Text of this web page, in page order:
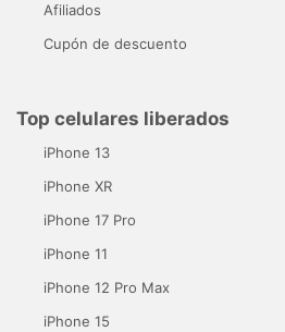
Afiliados
Cupón de descuento
Top celulares liberados
iPhone 13
iPhone XR
iPhone 17 Pro
iPhone 11
iPhone 12 Pro Max
iPhone 15